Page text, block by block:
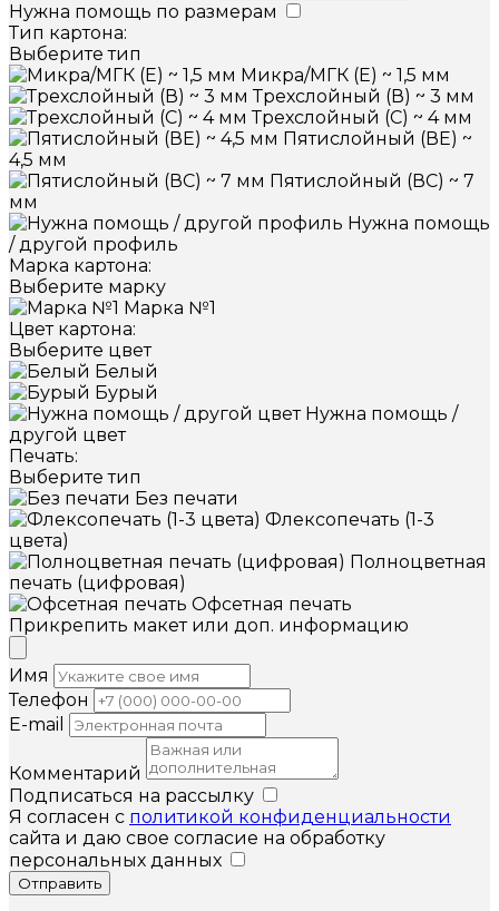
Нужна помощь по размерам
Тип картона:
Выберите тип
Микра/МГК (Е) ~ 1,5 мм
Трехслойный (В) ~ 3 мм
Трехслойный (С) ~ 4 мм
Пятислойный (ВЕ) ~
4,5 мм
Пятислойный (ВС) ~ 7
мм
Нужна помощь
/ другой профиль
Марка картона:
Выберите марку
Марка №1
Цвет картона:
Выберите цвет
Белый
Бурый
Нужна помощь /
другой цвет
Печать:
Выберите тип
Без печати
Флексопечать (1-3
цвета)
Полноцветная
печать (цифровая)
Офсетная печать
Прикрепить макет или доп. информацию
Имя
Телефон
E-mail
Комментарий
Подписаться на рассылку
Я согласен с политикой конфиденциальности
сайта и даю свое согласие на обработку
персональных данных
Отправить